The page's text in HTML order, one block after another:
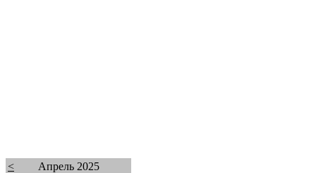
<
Апрель 2025